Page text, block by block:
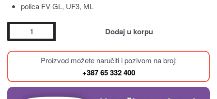
polica FV-GL, UF3, ML
Dodaj u korpu
Proizvod možete naručiti i pozivom na broj:
+387 65 332 400